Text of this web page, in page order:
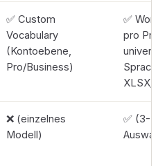
✅ Custom
Vocabulary
(Kontoebene,
Pro/Business)
✅
pro
Sprache,
XLSX/
❌ (einzelnes
Modell)
✅ (3-
Auswahl)